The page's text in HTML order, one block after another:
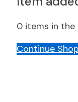
0 items in
Continue